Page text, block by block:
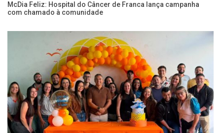
McDia Feliz: Hospital do Câncer de Franca lança campanha
com chamado à comunidade